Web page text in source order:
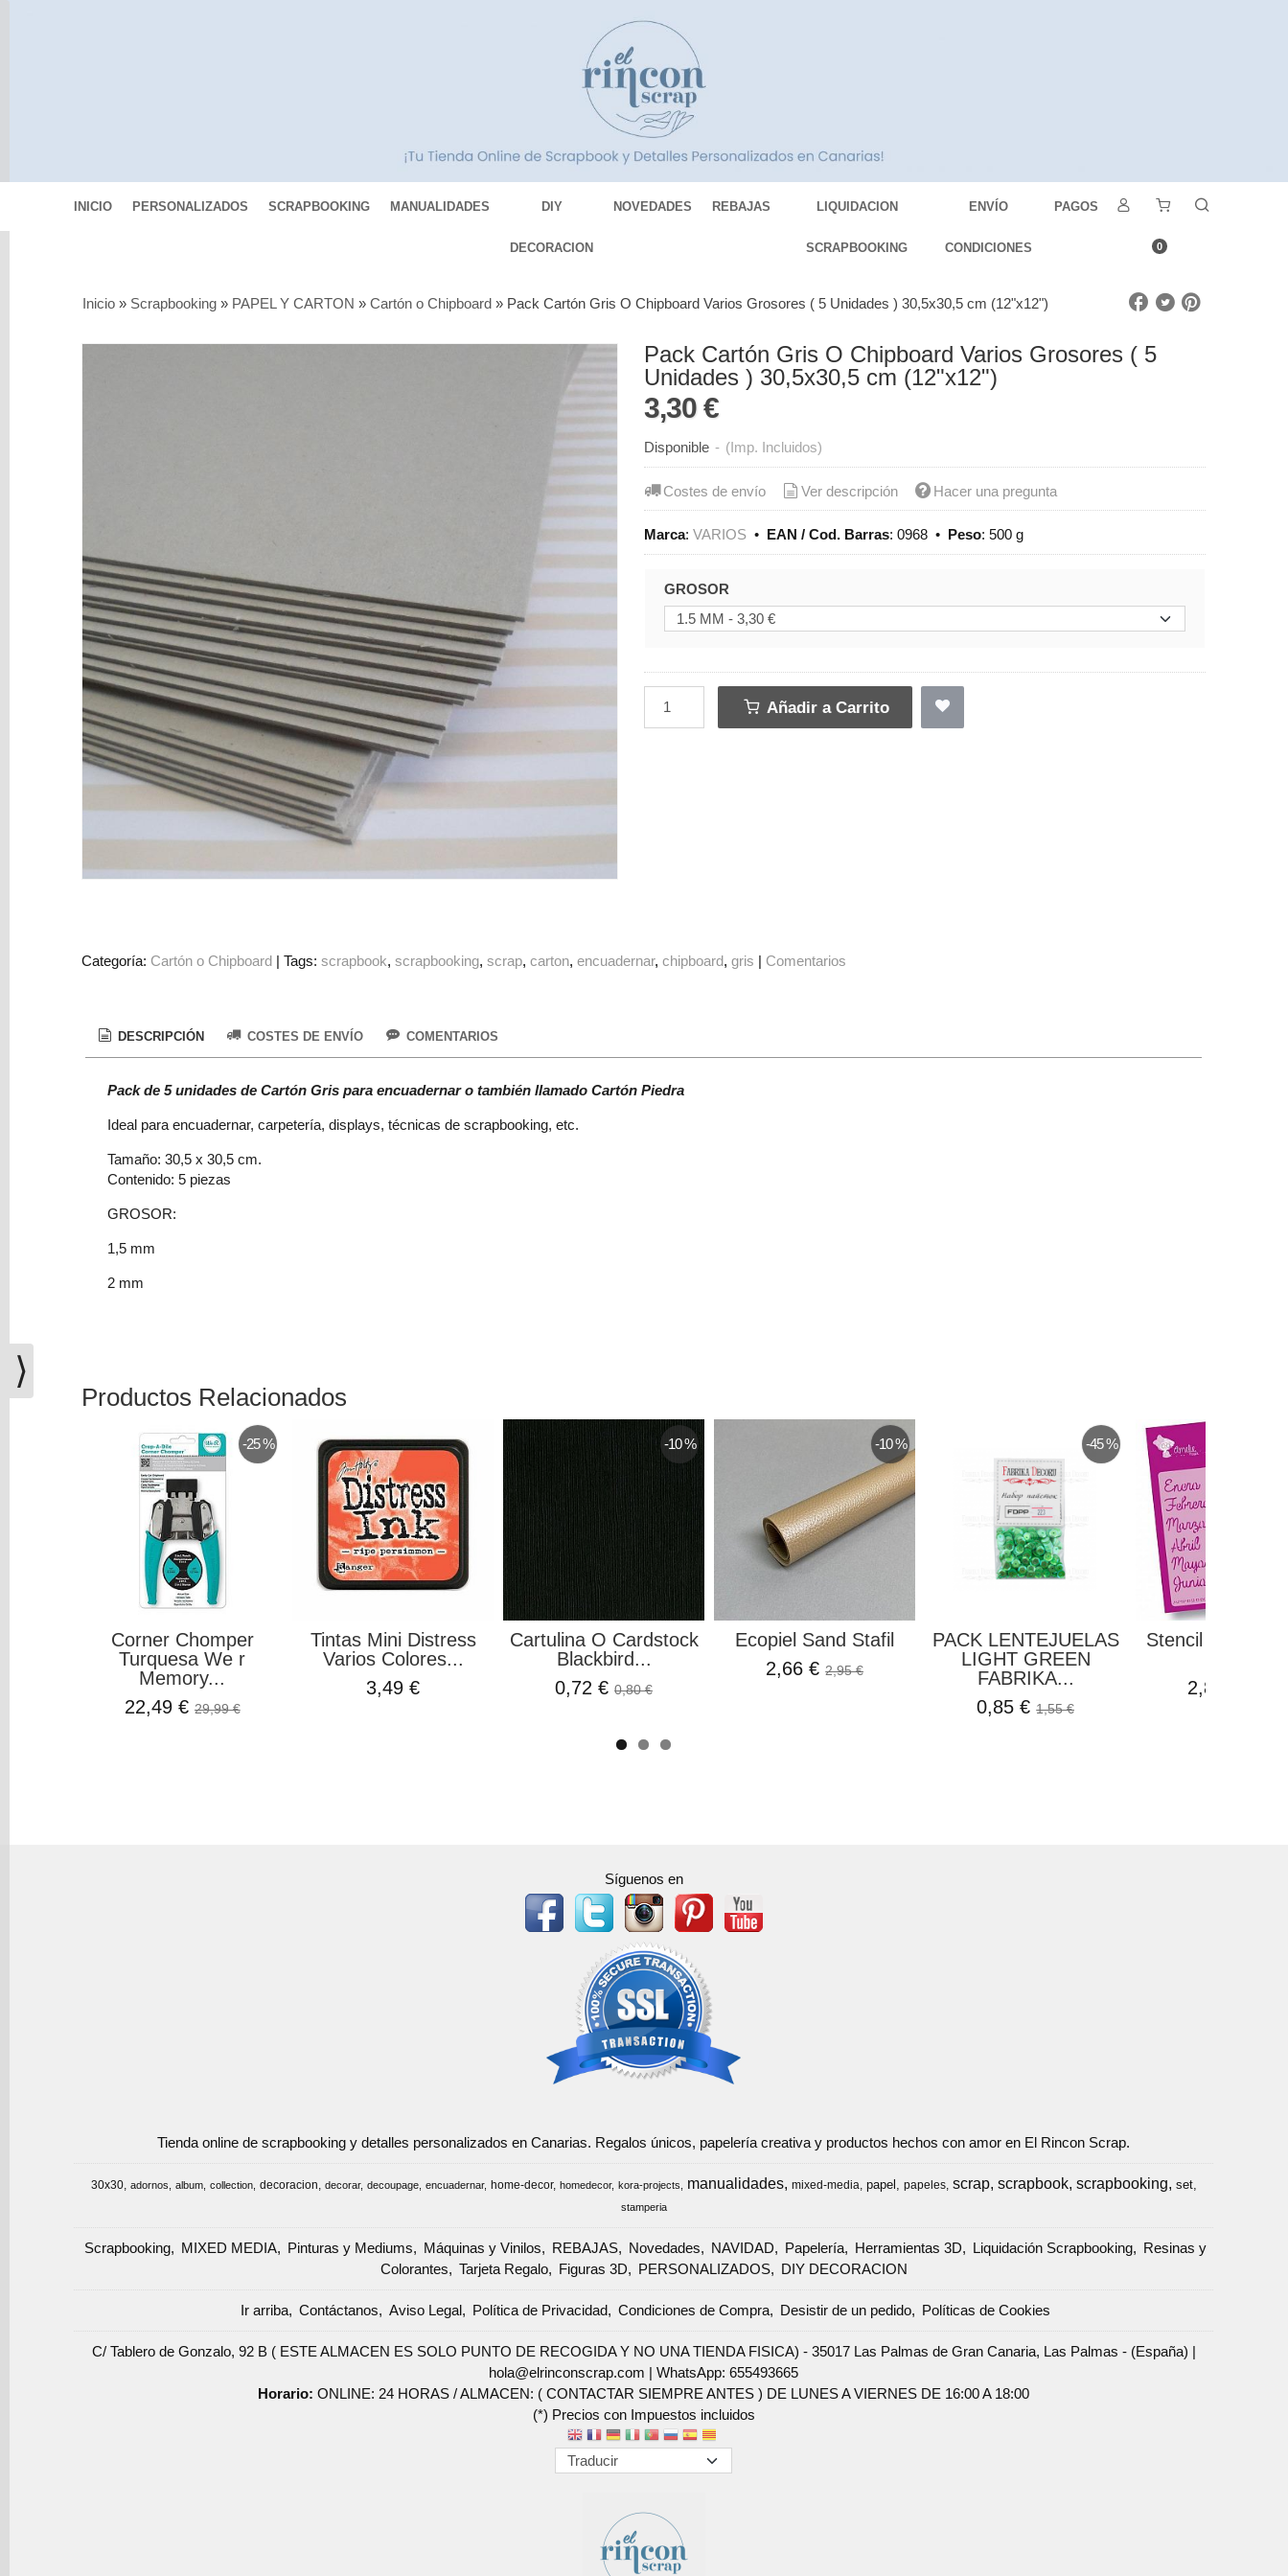
INICIO PERSONALIZADOS SCRAPBOOKING MANUALIDADES DIY
DECORACION
NOVEDADES REBAJAS LIQUIDACION
SCRAPBOOKING
ENVÍO
CONDICIONES
PAGOS
0
Vinilos
REBAJAS
Novedades
NAVIDAD
Papelería
Herramientas
3D
Liquidación
Scrapbooking
Resinas
Colorantes
Figuras
Marcas
Carrito
Facebook
Youtube
Inicio » Scrapbooking » PAPEL Y CARTON »Cartón o Chipboard » Pack Cartón Gris O Chipboard Varios Grosores ( 5 Unidades ) 30,5x30,5 cm (12"x12")
Pack Cartón Gris O Chipboard Varios Grosores ( 5
Unidades ) 30,5x30,5 cm (12"x12")
3,30 €
Disponible - (Imp. Incluidos)
Costes de envío Ver descripción Hacer una pregunta
Marca:VARIOS • EAN / Cod. Barras:0968 • Peso:500 g
GROSOR
Añadir a Carrito
Categoría: Cartón o Chipboard |Tags:scrapbook scrapbooking scrap carton encuadernar chipboard gris | Comentarios
DESCRIPCIÓN COSTES DE ENVÍO COMENTARIOS
Pack de 5 unidades de Cartón Gris para encuadernar o también llamado Cartón Piedra
Ideal para encuadernar, carpetería, displays, técnicas de scrapbooking, etc.
Tamaño: 30,5 x 30,5 cm.
Contenido: 5 piezas
GROSOR:
1,5 mm
2 mm
Productos Relacionados
-25 %
Corner Chomper
Turquesa We r
Memory...
22,49 € 29,99 €
Tintas Mini Distress
Varios Colores...
3,49 €
-10 %
Cartulina O Cardstock
Blackbird...
0,72 €0,80 €
-10 %
Ecopiel Sand Stafil
2,66 €2,95 €
-45 %
PACK LENTEJUELAS
LIGHT GREEN
FABRIKA...
0,85 €1,55 €
Stencil Meses
2,80 €
Síguenos en
Tienda online de scrapbooking y detalles personalizados en Canarias. Regalos únicos, papelería creativa y productos hechos con amor en El Rincon Scrap.
30x30 adornos album collection decoracion decorar decoupage encuadernar home-decor homedecor kora-projects manualidades mixed-media papel papeles scrap scrapbook scrapbooking set
stamperia
Scrapbooking MIXED MEDIA Pinturas y Mediums Máquinas y Vinilos REBAJAS Novedades NAVIDAD Papelería Herramientas 3D Liquidación Scrapbooking
Resinas y
Colorantes
Tarjeta Regalo Figuras 3D PERSONALIZADOS DIY DECORACION
Ir arriba Contáctanos Aviso Legal Política de Privacidad Condiciones de Compra Desistir de un pedido Políticas de Cookies
C/ Tablero de Gonzalo, 92 B ( ESTE ALMACEN ES SOLO PUNTO DE RECOGIDA Y NO UNA TIENDA FISICA) - 35017 Las Palmas de Gran Canaria, Las Palmas - (España) |
hola@elrinconscrap.com |WhatsApp: 655493665
Horario:ONLINE: 24 HORAS / ALMACEN: ( CONTACTAR SIEMPRE ANTES ) DE LUNES A VIERNES DE 16:00 A 18:00
(*) Precios con Impuestos incluidos
⟩